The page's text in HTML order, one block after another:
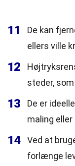
11
De kan
ellers ville
12
steder,
13
De er
maling eller
14
Ved at
forlænge